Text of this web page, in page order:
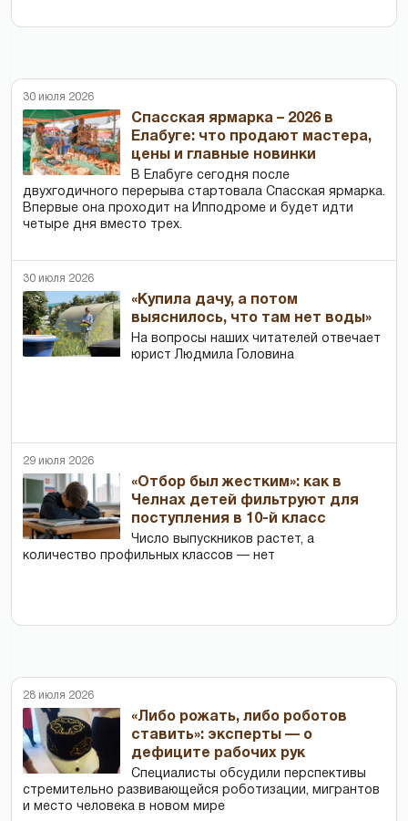
30 июля 2026
Спасская ярмарка – 2026 в
Елабуге: что продают мастера,
цены и главные новинки
В Елабуге сегодня после
двухгодичного перерыва стартовала Спасская ярмарка.
Впервые она проходит на Ипподроме и будет идти
четыре дня вместо трех.
30 июля 2026
«Купила дачу, а потом
выяснилось, что там нет воды»
На вопросы наших читателей отвечает
юрист Людмила Головина
29 июля 2026
«Отбор был жестким»: как в
Челнах детей фильтруют для
поступления в 10-й класс
Число выпускников растет, а
количество профильных классов — нет
28 июля 2026
«Либо рожать, либо роботов
ставить»: эксперты — о
дефиците рабочих рук
Специалисты обсудили перспективы
стремительно развивающейся роботизации, мигрантов
и место человека в новом мире